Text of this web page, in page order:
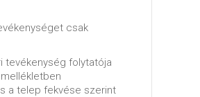
csak
tevékenység folytatója
a telep fekvése szerint